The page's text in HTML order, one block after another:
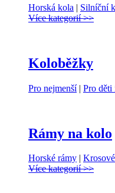
Horská kola | Silníční
Více kategorií >>
Koloběžky
Pro nejmenší| Pro děti
Rámy na kolo
Horské rámy |
Více kategorií >>